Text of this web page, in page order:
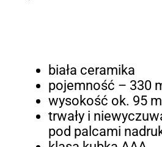
biała ceramika
pojemność – 330
wysokość ok. 95
trwały i
pod palcami